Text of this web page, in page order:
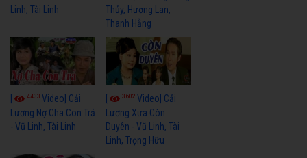
Linh, Tài Linh
Thủy, Hương Lan,
Thanh Hằng
4433 Video] Cải
Lương Nợ Cha Con Trả
- Vũ Linh, Tài Linh
3602Video] Cải
Lương Xưa Còn
Duyên - Vũ Linh, Tài
Linh, Trọng Hữu